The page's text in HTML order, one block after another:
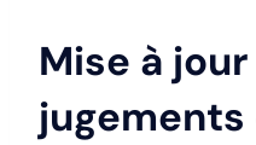
Mise à
jugements